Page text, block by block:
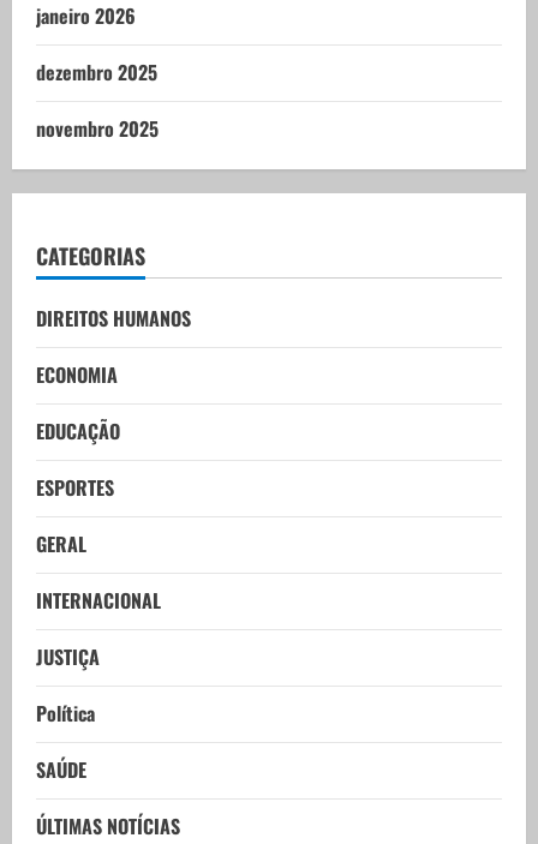
janeiro 2026
dezembro 2025
novembro 2025
CATEGORIAS
DIREITOS HUMANOS
ECONOMIA
EDUCAÇÃO
ESPORTES
GERAL
INTERNACIONAL
JUSTIÇA
Política
SAÚDE
ÚLTIMAS NOTÍCIAS